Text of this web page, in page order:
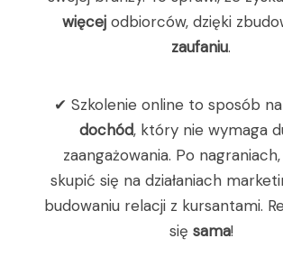
więcej odbiorców, dzięki
zaufaniu.
✔ Szkolenie online to sposób na
dochód, który nie wymaga
zaangażowania. Po
skupić się na działaniach
budowaniu relacji z kursantami.
się sama!